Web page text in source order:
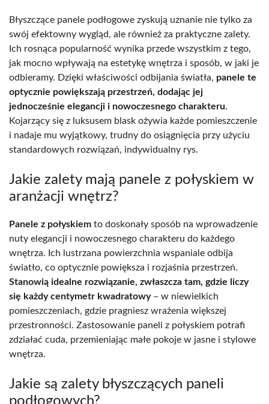
Błyszczące panele podłogowe zyskują uznanie nie tylko za
swój efektowny wygląd, ale również za praktyczne zalety.
Ich rosnąca popularność wynika przede wszystkim z tego,
jak mocno wpływają na estetykę wnętrza i sposób, w jaki je
odbieramy. Dzięki właściwości odbijania światła, panele te
optycznie powiększają przestrzeń, dodając jej
jednocześnie elegancji i nowoczesnego charakteru.
Kojarzący się z luksusem blask ożywia każde pomieszczenie
i nadaje mu wyjątkowy, trudny do osiągnięcia przy użyciu
standardowych rozwiązań, indywidualny rys.
Jakie zalety mają panele z połyskiem w
aranżacji wnętrz?
Panele z połyskiem to doskonały sposób na wprowadzenie
nuty elegancji i nowoczesnego charakteru do każdego
wnętrza. Ich lustrzana powierzchnia wspaniale odbija
światło, co optycznie powiększa i rozjaśnia przestrzeń.
Stanowią idealne rozwiązanie, zwłaszcza tam, gdzie liczy
się każdy centymetr kwadratowy– w niewielkich
pomieszczeniach, gdzie pragniesz wrażenia większej
przestronności. Zastosowanie paneli z połyskiem potrafi
zdziałać cuda, przemieniając małe pokoje w jasne i stylowe
wnętrza.
Jakie są zalety błyszczących paneli
podłogowych?